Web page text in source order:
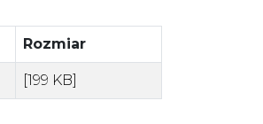
Rozmiar
[199 KB]